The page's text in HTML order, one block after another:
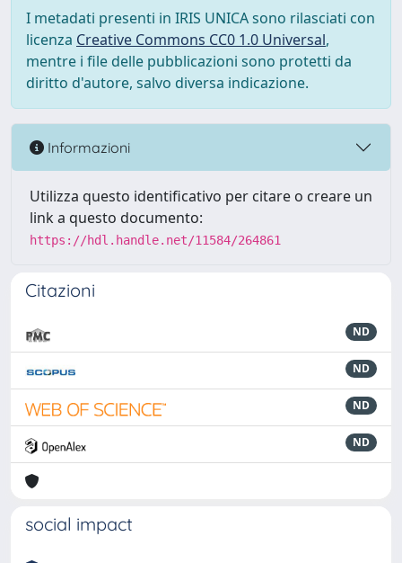
I metadati presenti in IRIS UNICA sono rilasciati con
licenza Creative Commons CC0 1.0 Universal,
mentre i file delle pubblicazioni sono protetti da
diritto d'autore, salvo diversa indicazione.
Informazioni
Utilizza questo identificativo per citare o creare un
link a questo documento:
https://hdl.handle.net/11584/264861
Citazioni
ND
ND
ND
ND
social impact